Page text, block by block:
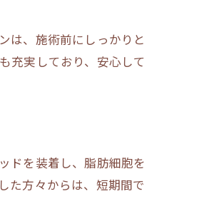
は、施術前にしっかりと
充実しており、安心して
ドを装着し、脂肪細胞を
た方々からは、短期間で